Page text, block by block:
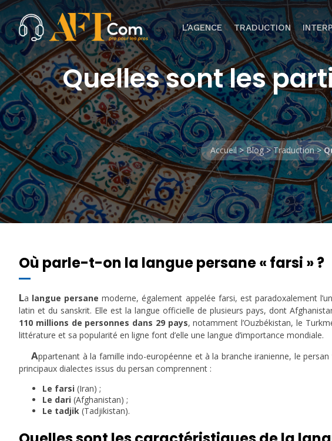
L’AGENCE TRADUCTION
Quelles sont les
Accueil>Blog>Traduction>
Où parle-t-on la langue persane « farsi » ?
La langue persane moderne, également appelée farsi, est paradoxalement
latin et du sanskrit. Elle est la langue officielle de plusieurs pays, dont
110 millions de personnes dans 29 pays, notamment l’Ouzbékistan, le
littérature et sa popularité en ligne font d’elle une langue d’importance mondiale.
Appartenant à la famille indo-européenne et à la branche iranienne, le
principaux dialectes issus du persan comprennent :
Le farsi (Iran) ;
Le dari (Afghanistan) ;
Le tadjik (Tadjikistan).